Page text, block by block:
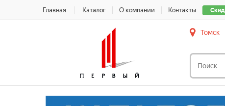
Главная Каталог О компании Контакты
Томск